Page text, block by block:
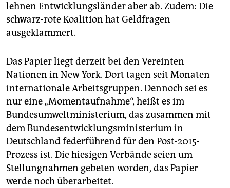
lehnen Entwicklungsländer aber ab. Zudem: Die
schwarz-rote Koalition hat Geldfragen
ausgeklammert.
Das Papier liegt derzeit bei den Vereinten
Nationen in New York. Dort tagen seit Monaten
internationale Arbeitsgruppen. Dennoch sei es
nur eine „Momentaufnahme“, heißt es im
Bundesumweltministerium, das zusammen mit
dem Bundesentwicklungsministerium in
Deutschland federführend für den Post-2015-
Prozess ist. Die hiesigen Verbände seien um
Stellungnahmen gebeten worden, das Papier
werde noch überarbeitet.